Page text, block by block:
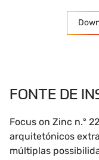
FONTE DE
Focus on Zinc n.º
arquitetónicos
múltiplas